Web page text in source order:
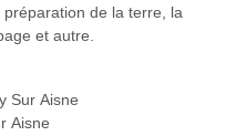
de la terre, la
et autre.
Sur Aisne
Aisne